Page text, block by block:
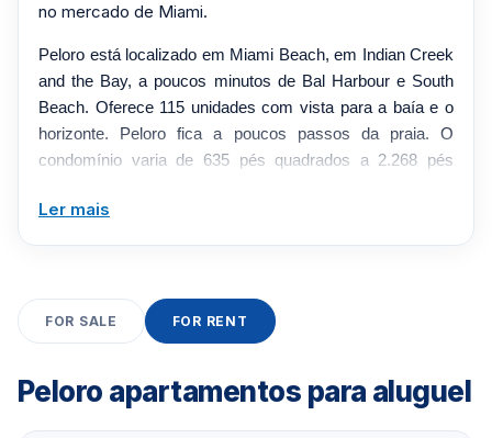
no mercado de Miami.
Peloro está localizado em Miami Beach, em Indian Creek
and the Bay, a poucos minutos de Bal Harbour e South
Beach. Oferece 115 unidades com vista para a baía e o
horizonte. Peloro fica a poucos passos da praia. O
condomínio varia de 635 pés quadrados a 2.268 pés
oferer ou nao oferecer
aluguel para temporada
você procura alugar por um
tempo menor que 1
Clique aqui para mandar um emailou
Ler mais
FOR SALE FOR RENT
Peloro apartamentos para aluguel